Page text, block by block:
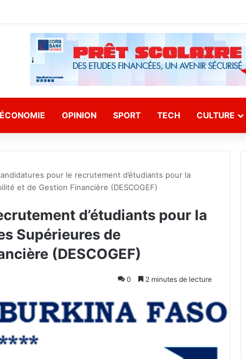
ÉCONOMIE OPINION SPORT TECH CULTURE
pour le recrutement d’étudiants pour la
et de Gestion Financière (DESCOGEF)
d’étudiants pour la
Supérieures de
(DESCOGEF)
0 2 minutes de lecture